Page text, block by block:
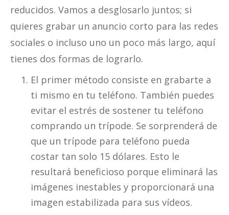
reducidos. Vamos a desglosarlo juntos; si
quieres grabar un anuncio corto para las redes
sociales o incluso uno un poco más largo, aquí
tienes dos formas de lograrlo.
El primer método consiste en grabarte a
ti mismo en tu teléfono. También puedes
evitar el estrés de sostener tu teléfono
comprando un trípode. Se sorprenderá de
que un trípode para teléfono pueda
costar tan solo 15 dólares. Esto le
resultará beneficioso porque eliminará las
imágenes inestables y proporcionará una
imagen estabilizada para sus vídeos.